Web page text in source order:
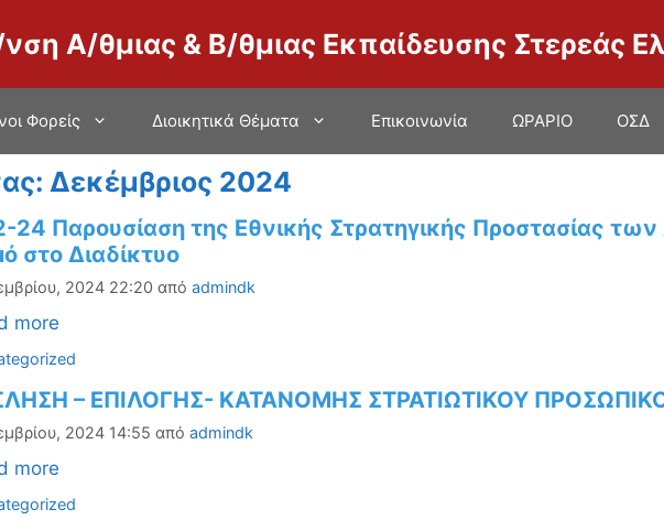
Α/θμιας & Β/θμιας Εκπαίδευσης Στερεάς
Φορείς Διοικητικά Θέματα Επικοινωνία ΩΡΑΡΙΟ ΟΣΔ
Δεκέμβριος 2024
24 Παρουσίαση της Εθνικής Στρατηγικής Προστασίας
στο Διαδίκτυο
2024 22:20 από admindk
more
– ΕΠΙΛΟΓΗΣ- ΚΑΤΑΝΟΜΗΣ ΣΤΡΑΤΙΩΤΙΚΟΥ
2024 14:55 από admindk
more